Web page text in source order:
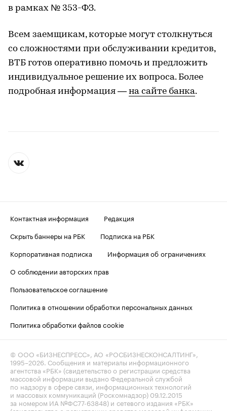
в рамках № 353-ФЗ.
Всем заемщикам, которые могут столкнуться
со сложностями при обслуживании кредитов,
ВТБ готов оперативно помочь и предложить
индивидуальное решение их вопроса. Более
подробная информация — на сайте банка.
Контактная информация
Редакция
Скрыть баннеры на РБК
Подписка на РБК
Корпоративная подписка
Информация об ограничениях
О соблюдении авторских прав
Пользовательское соглашение
Политика в отношении обработки персональных данных
Политика обработки файлов cookie
© ООО «БИЗНЕСПРЕСС», АО «РОСБИЗНЕСКОНСАЛТИНГ»,
1995–2026 . Сообщения и материалы информационного
агентства «РБК» (свидетельство о регистрации средства
массовой информации выдано Федеральной службой
по надзору в сфере связи, информационных технологий
и массовых коммуникаций (Роскомнадзор) 09.12.2015
за номером ИА №ФС77-63848) и сетевого издания «РБК»